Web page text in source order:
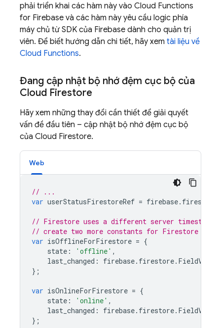
phải triển khai các hàm này vào Cloud Functions
for Firebase và các hàm này yêu cầu logic phía
máy chủ từ SDK của Firebase dành cho quản trị
viên. Để biết hướng dẫn chi tiết, hãy xem tài liệu về
Cloud Functions.
Đang cập nhật bộ nhớ đệm cục bộ của
Cloud Firestore
Hãy xem những thay đổi cần thiết để giải quyết
vấn đề đầu tiên – cập nhật bộ nhớ đệm cục bộ
của Cloud Firestore.
Web
// ...
var userStatusFirestoreRef = firebase. firestore
// Firestore uses a different server
// create two more constants for Firestore
var isOfflineForFirestore = {
state : 'offline' ,
last_changed : firebase. firestore. FieldValue
};
var isOnlineForFirestore = {
state : 'online' ,
last_changed : firebase. firestore. FieldValue
};